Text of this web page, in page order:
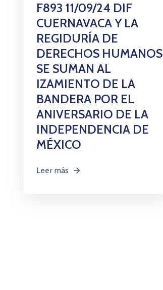
F893 11/09/24 DIF
CUERNAVACA Y LA
REGIDURÍA DE
DERECHOS HUMANOS
SE SUMAN AL
IZAMIENTO DE LA
BANDERA POR EL
ANIVERSARIO DE LA
INDEPENDENCIA DE
MÉXICO
Leer más